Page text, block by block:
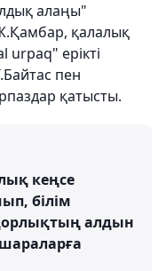
алаңы"
қалалық
urpaq" ерікті
пен
қатысты.
кеңсе
білім
алдын